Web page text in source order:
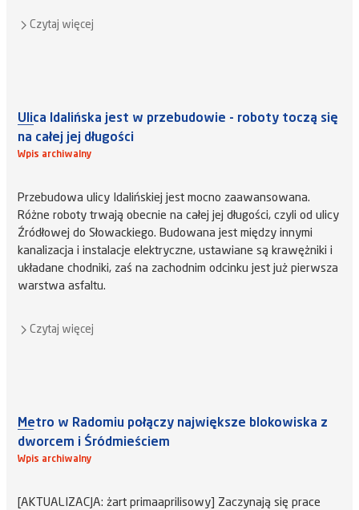
Czytaj więcej
Ulica Idalińska jest w przebudowie - roboty toczą się
na całej jej długości
Wpis archiwalny
Przebudowa ulicy Idalińskiej jest mocno zaawansowana.
Różne roboty trwają obecnie na całej jej długości, czyli od ulicy
Źródłowej do Słowackiego. Budowana jest między innymi
kanalizacja i instalacje elektryczne, ustawiane są krawężniki i
układane chodniki, zaś na zachodnim odcinku jest już pierwsza
warstwa asfaltu.
Czytaj więcej
Metro w Radomiu połączy największe blokowiska z
dworcem i Śródmieściem
Wpis archiwalny
[AKTUALIZACJA: żart primaaprilisowy] Zaczynają się prace